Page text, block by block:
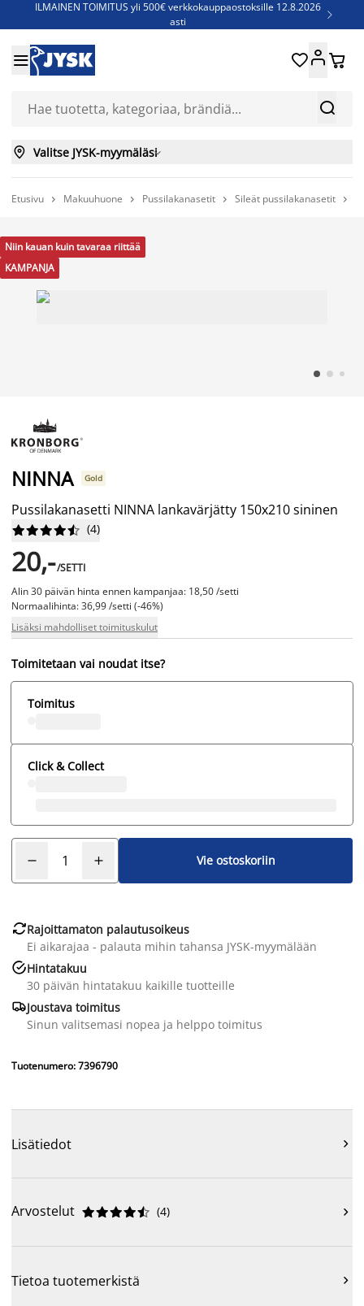
ILMAINEN TOIMITUS yli 500€ verkkokauppaostoksille 12.8.2026
asti

Jenkkisänkyjä - Säästä jopa 60%


 
 Valitse JYSK-myymäläsi
Etusivu  Makuuhuone  Pussilakanasetit  Sileät pussilakanasetit 
Niin kauan kuin tavaraa riittää
KAMPANJA
NINNA Gold
Pussilakanasetti NINNA lankavärjätty 150x210 sininen





 (4)
20,-/SETTI
Alin 30 päivän hinta ennen kampanjaa: 18,50 /setti
Normaalihinta: 36,99 /setti (-46%)
Lisäksi mahdolliset toimituskulut
Toimitetaan vai noudat itse?
Toimitus
Click & Collect
Vie ostoskoriin
Rajoittamaton palautusoikeus
Ei aikarajaa - palauta mihin tahansa JYSK-myymälään
Hintatakuu
30 päivän hintatakuu kaikille tuotteille
Joustava toimitus
Sinun valitsemasi nopea ja helppo toimitus
Tuotenumero: 7396790
Lisätiedot 
Arvostelut 




 (4) 
Tietoa tuotemerkistä 